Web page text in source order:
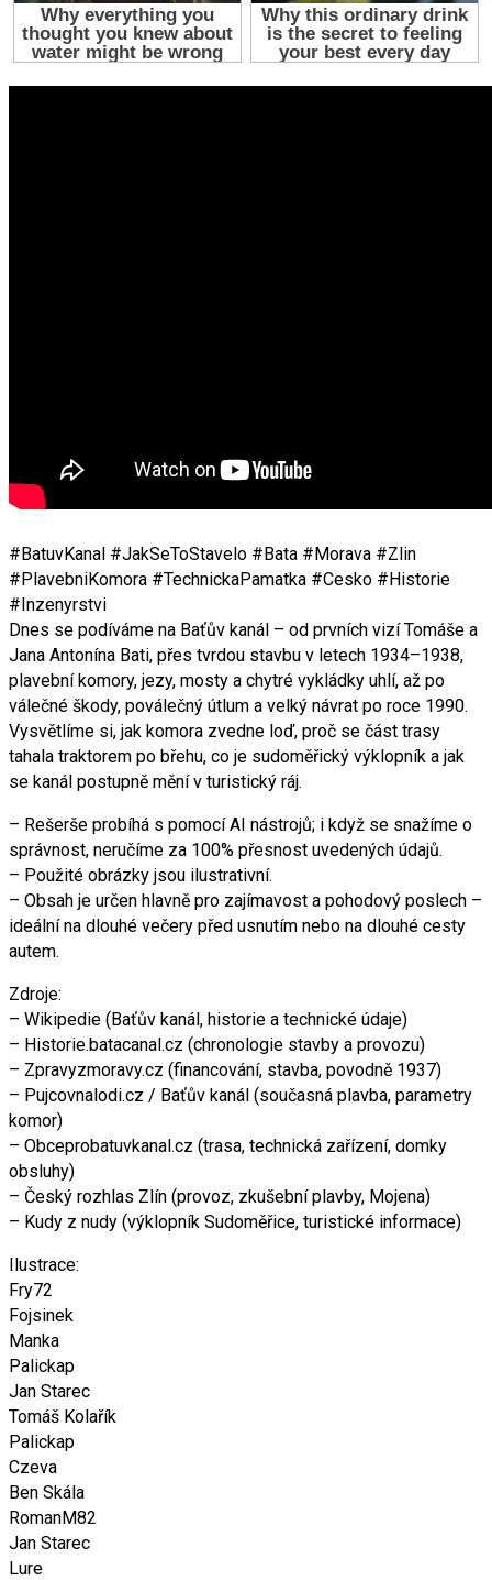
#BatuvKanal #JakSeToStavelo #Bata #Morava #Zlin
#PlavebniKomora #TechnickaPamatka #Cesko #Historie
#Inzenyrstvi
Dnes se podíváme na Baťův kanál – od prvních vizí Tomáše a
Jana Antonína Bati, přes tvrdou stavbu v letech 1934–1938,
plavební komory, jezy, mosty a chytré vykládky uhlí, až po
válečné škody, poválečný útlum a velký návrat po roce 1990.
Vysvětlíme si, jak komora zvedne loď, proč se část trasy
tahala traktorem po břehu, co je sudoměřický výklopník a jak
se kanál postupně mění v turistický ráj.
– Rešerše probíhá s pomocí AI nástrojů; i když se snažíme o
správnost, neručíme za 100% přesnost uvedených údajů.
– Použité obrázky jsou ilustrativní.
– Obsah je určen hlavně pro zajímavost a pohodový poslech –
ideální na dlouhé večery před usnutím nebo na dlouhé cesty
autem.
Zdroje:
– Wikipedie (Baťův kanál, historie a technické údaje)
– Historie.batacanal.cz (chronologie stavby a provozu)
– Zpravyzmoravy.cz (financování, stavba, povodně 1937)
– Pujcovnalodi.cz / Baťův kanál (současná plavba, parametry
komor)
– Obceprobatuvkanal.cz (trasa, technická zařízení, domky
obsluhy)
– Český rozhlas Zlín (provoz, zkušební plavby, Mojena)
– Kudy z nudy (výklopník Sudoměřice, turistické informace)
Ilustrace:
Fry72
Fojsinek
Manka
Palickap
Jan Starec
Tomáš Kolařík
Palickap
Czeva
Ben Skála
RomanM82
Jan Starec
Lure